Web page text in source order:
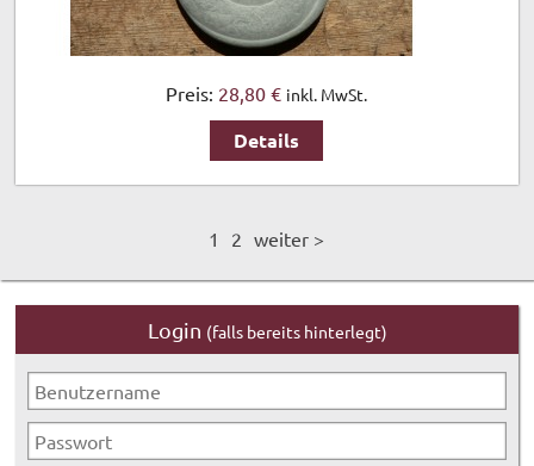
Preis: 28,80 € inkl. MwSt.
Details
1 2 weiter >
Login (falls bereits hinterlegt)